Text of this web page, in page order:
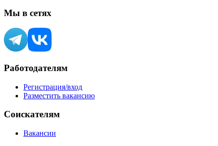
Мы в сетях
Работодателям
Регистрация/вход
Разместить вакансию
Соискателям
Вакансии